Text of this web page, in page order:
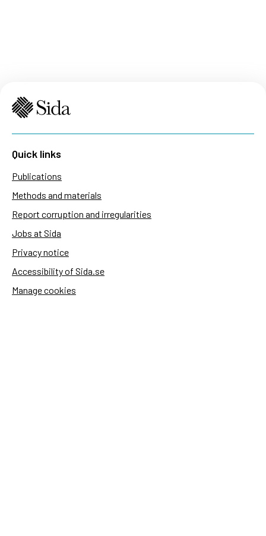
Quick links
Publications
Methods and materials
Report corruption and irregularities
Jobs at Sida
Privacy notice
Accessibility of Sida.se
Manage cookies